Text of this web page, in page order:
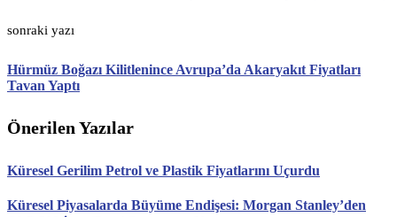
sonraki yazı
Hürmüz Boğazı Kilitlenince Avrupa’da Akaryakıt Fiyatları
Tavan Yaptı
Önerilen Yazılar
Küresel Gerilim Petrol ve Plastik Fiyatlarını Uçurdu
Küresel Piyasalarda Büyüme Endişesi: Morgan Stanley’den